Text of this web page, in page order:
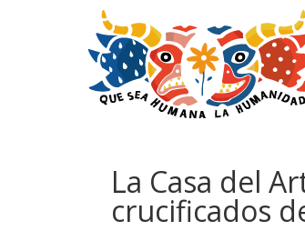
La Casa del
crucificados